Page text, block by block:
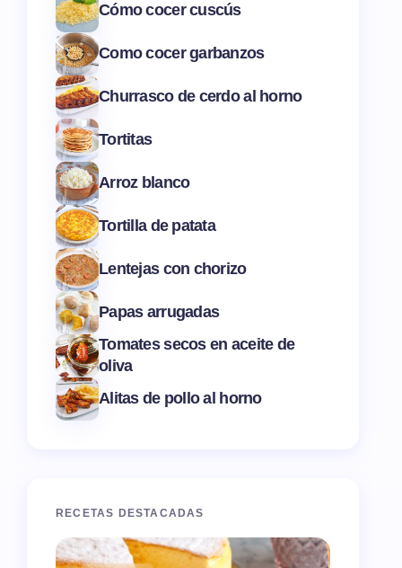
Cómo cocer cuscús
Como cocer garbanzos
Churrasco de cerdo al horno
Tortitas
Arroz blanco
Tortilla de patata
Lentejas con chorizo
Papas arrugadas
Tomates secos en aceite de
oliva
Alitas de pollo al horno
RECETAS DESTACADAS